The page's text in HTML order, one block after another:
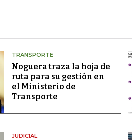
TRANSPORTE
Noguera traza la hoja de
ruta para su gestión en
el Ministerio de
Transporte
JUDICIAL